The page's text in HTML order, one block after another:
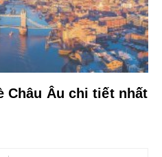
Châu Âu chi tiết nhất